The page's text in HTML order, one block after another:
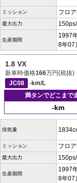
ミッション フロ
最大出力
生産期間
1997
8年07
1.8 VX
新車時価格166万円(税抜)
JC08
-km/L
満タンでどこまで
-km
排気量
ミッション フロ
最大出力
生産期間
1997
8年07